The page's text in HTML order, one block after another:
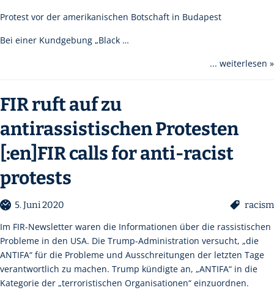
Protest vor der amerikanischen Botschaft in Budapest
Bei einer Kundgebung „Black …
... weiterlesen »
FIR ruft auf zu
antirassistischen Protesten
[:en]FIR calls for anti-racist
protests
5. Juni 2020 racism
Im FIR-Newsletter waren die Informationen über die rassistischen
Probleme in den USA. Die Trump-Administration versucht, „die
ANTIFA“ für die Probleme und Ausschreitungen der letzten Tage
verantwortlich zu machen. Trump kündigte an, „ANTIFA“ in die
Kategorie der „terroristischen Organisationen“ einzuordnen.